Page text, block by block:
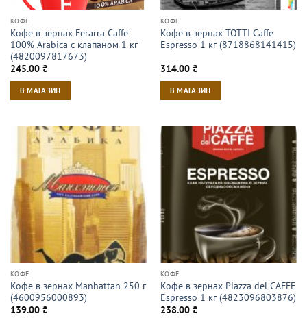
КОФЕ
Кофе в зернах Ferarra Caffe
100% Arabica с клапаном 1 кг
(4820097817673)
245.00 ₴
В МАГАЗИН
КОФЕ
Кофе в зернах TOTTI Caffe
Espresso 1 кг (8718868141415)
314.00 ₴
В МАГАЗИН
КОФЕ
Кофе в зернах Manhattan 250 г
(4600956000893)
139.00 ₴
КОФЕ
Кофе в зернах Piazza del CAFFE
Espresso 1 кг (4823096803876)
238.00 ₴